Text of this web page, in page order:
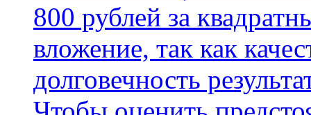
800 рублей за
вложение, так как
долговечность